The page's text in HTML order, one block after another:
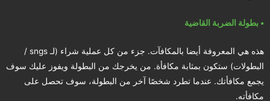
• بطولة الضربة القاضية
هذه هي المعروفة أيضا بالمكافآت. جزء من كل عملية شراء (لـ sngs /
البطولات) ستكون بمثابة مكافأة. من يخرجك من البطولة ويفوز عليك سوف
يجمع مكافأتك. عندما تطرد شخصًا آخر من البطولة، سوف تحصل على
مكافأته.